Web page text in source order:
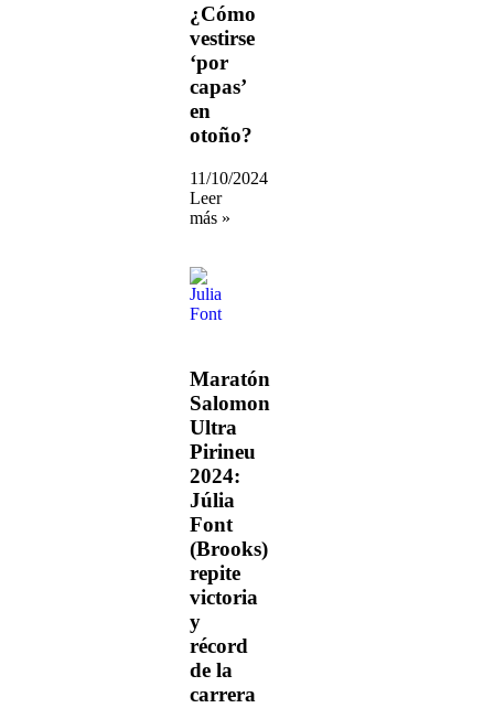
¿Cómo
vestirse
‘por
capas’
en
otoño?
11/10/2024
Leer
más »
Maratón
Salomon
Ultra
Pirineu
2024:
Júlia
Font
(Brooks)
repite
victoria
y
récord
de la
carrera